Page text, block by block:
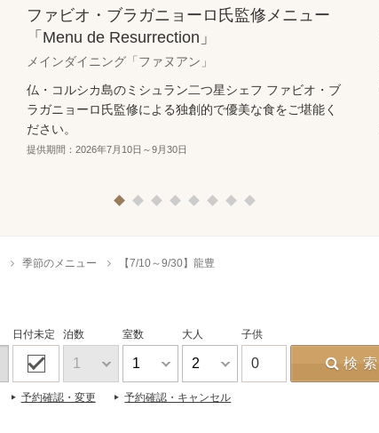
ファビオ・ブラガニョーロ氏監修メニュー
「Menu de Resurrection」
メインダイニング「ファヌアン」
仏・コルシカ島のミシュラン二つ星シェフ ファビオ・ブ
ラガニョーロ氏監修による独創的で優美な食をご堪能く
ださい。
提供期間：2026年7月10日～9月30日
季節のメニュー 【7/10～9/30】龍豊
日付未定 泊数 室数 大人 子供
0 検索
予約確認・変更 予約確認・キャンセル